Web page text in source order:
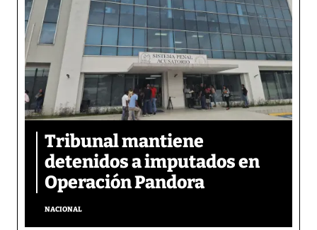
Tribunal mantiene
detenidos a imputados en
Operación Pandora
NACIONAL